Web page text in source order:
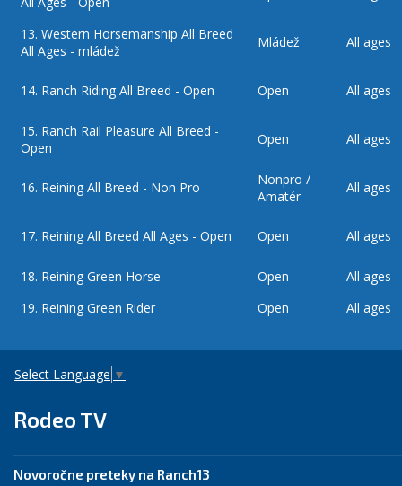
13. Western Horsemanship All Breed
All Ages - mládež
Mládež All ages
14. Ranch Riding All Breed - Open Open All ages
15. Ranch Rail Pleasure All Breed -
Open
Open All ages
16. Reining All Breed - Non Pro
Nonpro /
Amatér
All ages
17. Reining All Breed All Ages - Open Open All ages
18. Reining Green Horse Open
All ages
19. Reining Green Rider Open All ages
Select Language ▼
Rodeo TV
Novoročne preteky na Ranch13